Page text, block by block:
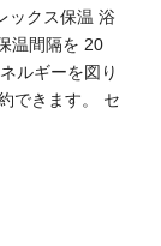
ックス保温 浴
温間隔を 20
ルギーを図り
できます。
セ